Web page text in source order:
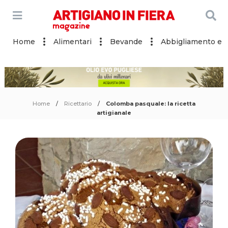
Home Alimentari Bevande Abbigliamento e
Home Ricettario
Colomba pasquale: la ricetta
artigianale